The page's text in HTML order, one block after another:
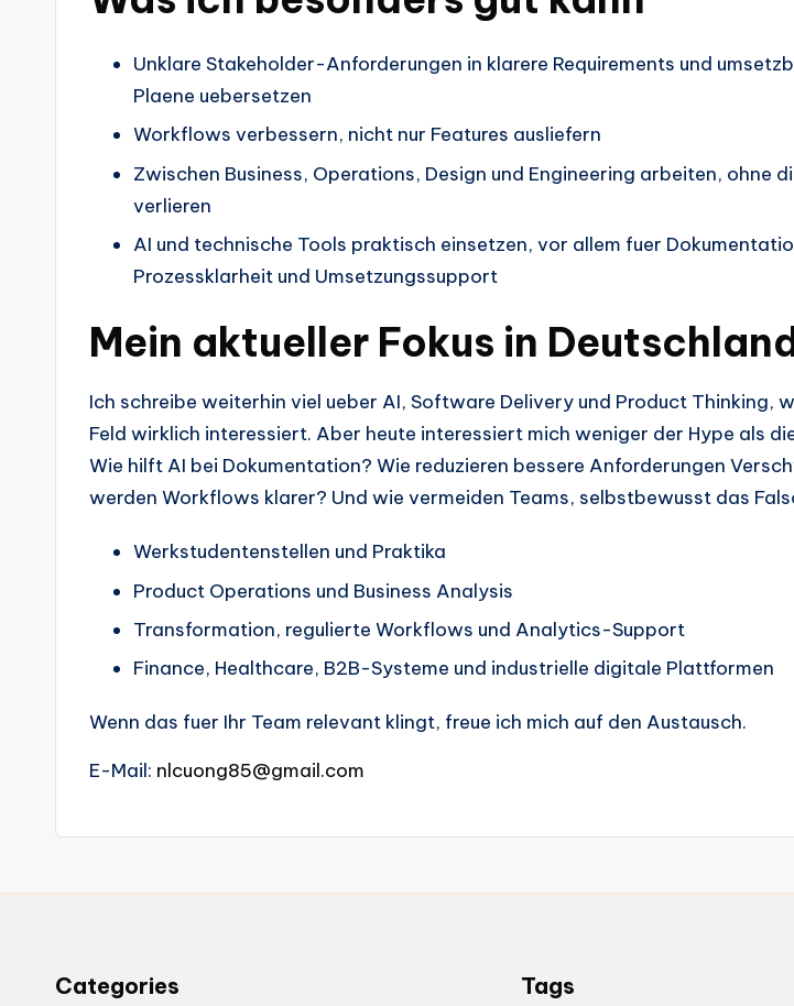
Unklare Stakeholder-Anforderungen in klarere Requirements und
Plaene uebersetzen
Workflows verbessern, nicht nur Features ausliefern
Zwischen Business, Operations, Design und Engineering arbeiten, ohne
verlieren
AI und technische Tools praktisch einsetzen, vor allem fuer
Prozessklarheit und Umsetzungssupport
Mein aktueller Fokus in
Ich schreibe weiterhin viel ueber AI, Software Delivery und Product Thinking,
Feld wirklich interessiert. Aber heute interessiert mich weniger der Hype als
Wie hilft AI bei Dokumentation? Wie reduzieren bessere Anforderungen
werden Workflows klarer? Und wie vermeiden Teams, selbstbewusst das
Werkstudentenstellen und Praktika
Product Operations und Business Analysis
Transformation, regulierte Workflows und Analytics-Support
Finance, Healthcare, B2B-Systeme und industrielle digitale Plattformen
Wenn das fuer Ihr Team relevant klingt, freue ich mich auf den Austausch.
E-Mail: nlcuong85@gmail.com
Categories Tags